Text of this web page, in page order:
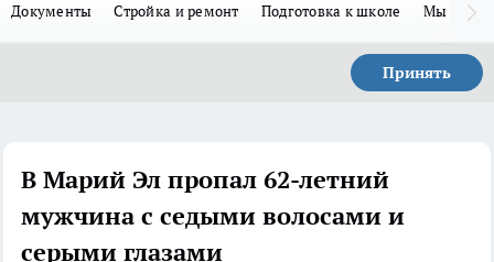
Документы Стройка и ремонт Подготовка к школе Мы в MAX
Принять
В Марий Эл пропал 62-летний
мужчина с седыми волосами и
серыми глазами